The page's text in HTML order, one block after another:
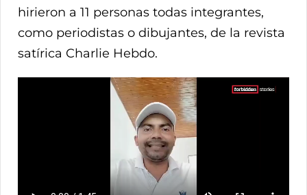
hirieron a 11 personas todas integrantes,
como periodistas o dibujantes, de la revista
satírica Charlie Hebdo.